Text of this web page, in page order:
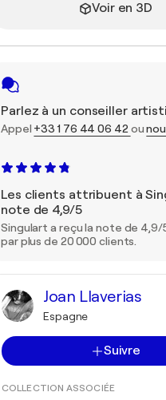
Voir en 3D
Parlez à un conseiller
Appel +33 1 76 44 06 42 ou
Les clients attribuent à
note de 4,9/5
Singulart a reçu la note de
par plus de 20 000 clients.
Joan Llaverias
Espagne
Suivre
COLLECTION ASSOCIÉE